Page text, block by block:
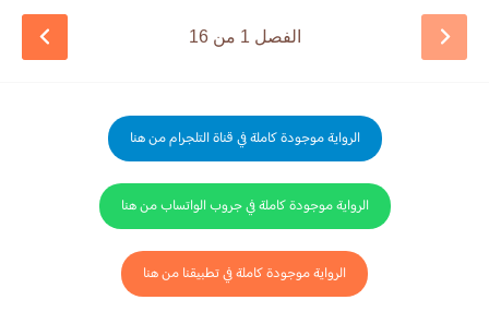
الفصل 1 من 16
الرواية موجودة كاملة في قناة التلجرام من هنا
الرواية موجودة كاملة في جروب الواتساب من هنا
الرواية موجودة كاملة في تطبيقنا من هنا